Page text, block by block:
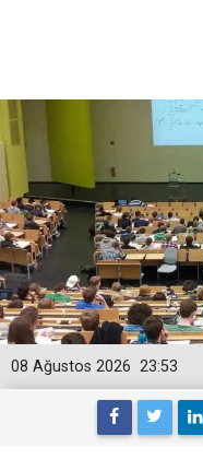
23:53
08 Ağustos 2026